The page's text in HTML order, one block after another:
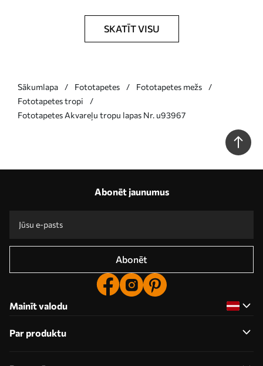
SKATĪT VISU
Sākumlapa Fototapetes
Fototapetes mežs
Fototapetes tropi
Fototapetes Akvareļu tropu lapas Nr. u93967
Abonēt jaunumus
Abonēt
Mainīt valodu
Par produktu